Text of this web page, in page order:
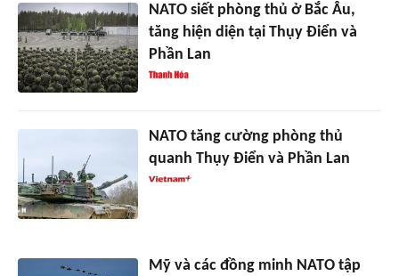
NATO siết phòng thủ ở Bắc Âu,
tăng hiện diện tại Thụy Điển và
Phần Lan
NATO tăng cường phòng thủ
quanh Thụy Điển và Phần Lan
Mỹ và các đồng minh NATO tập